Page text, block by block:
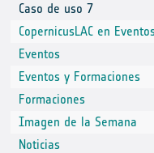
Caso de uso 7
CopernicusLAC en
Eventos
Eventos y Formaciones
Formaciones
Imagen de la Semana
Noticias